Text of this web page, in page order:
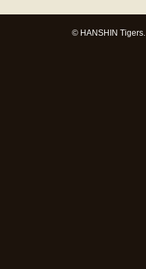
© HANSHIN Tigers.